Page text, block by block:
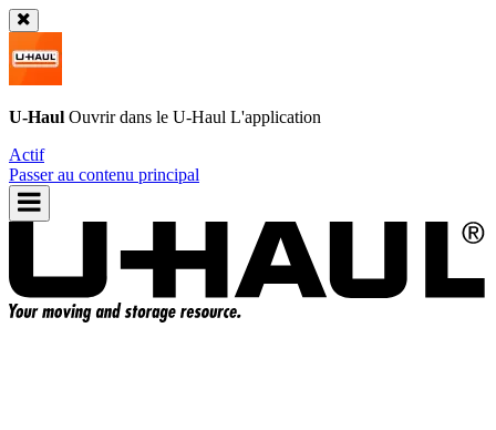
U-Haul Ouvrir dans le U-Haul L'application
Actif
Passer au contenu principal